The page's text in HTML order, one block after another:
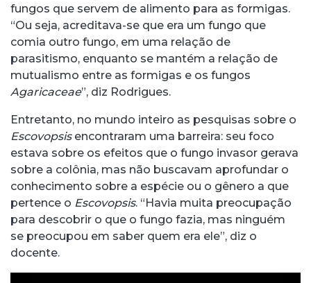
fungos que servem de alimento para as formigas.
“Ou seja, acreditava-se que era um fungo que
comia outro fungo, em uma relação de
parasitismo, enquanto se mantém a relação de
mutualismo entre as formigas e os fungos
Agaricaceae”, diz Rodrigues.
Entretanto, no mundo inteiro as pesquisas sobre o
Escovopsisencontraram uma barreira: seu foco
estava sobre os efeitos que o fungo invasor gerava
sobre a colônia, mas não buscavam aprofundar o
conhecimento sobre a espécie ou o gênero a que
pertence o Escovopsis. “Havia muita preocupação
para descobrir o que o fungo fazia, mas ninguém
se preocupou em saber quem era ele”, diz o
docente.